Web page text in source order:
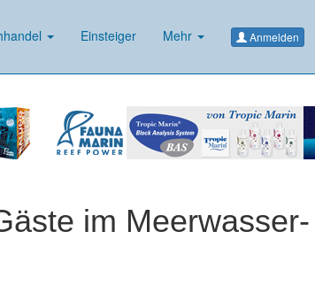
Einsteiger Mehr Anmelden
im Meerwasser-